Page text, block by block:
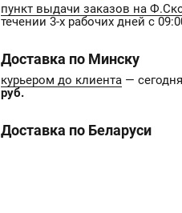
пункт выдачи заказов на
течении 3-х рабочих дней с
Доставка по Минску
курьером до клиента —
руб.
Доставка по Беларуси